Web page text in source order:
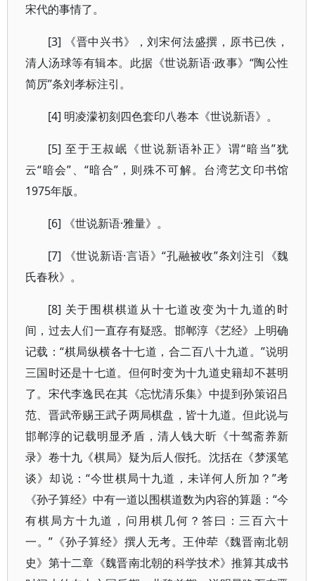
宋代的事情了。
[3] 《晋中兴书》，刘宋何法盛撰，原书已佚，
清人汤球等有辑本。此据《世说新语·政事》“陶公性
简厉”条刘孝标注引。
[4] 明凌濛初刻四色套印八卷本《世说新语》。
[5] 至于王叔岷《世说新语补正》谓“暗当”犹
云“暗会”、“暗合”，则殊不可解。台湾艺文印书馆
1975年版。
[6] 《世说新语·雅量》。
[7] 《世说新语·言语》“孔融被收”条刘注引《魏
氏春秋》。
[8] 关于围棋棋道从十七道改变为十九道的时
间，过去人们一直存有疑惑。邯郸淳《艺经》上明确
记载：“棋局纵横各十七道，合二百八十九道。”说明
三国时还是十七道。但何时变为十九道史籍却不甚明
了。宋代李逸民在其《忘忧清乐集》中提到孙策诏吕
范、晋武帝赐王武子两局棋盘，皆十九道。但此说与
邯郸淳的记载明显矛盾，清人钱大昕《十驾斋养新
录》卷十九《棋局》疑为后人假托。沈括在《梦溪笔
谈》却说：“今世棋局十九道，未详何人所加？”考
《孙子算经》中有一道以围棋道数为内容的算题：“今
有棋局方十九道，问用棋几何？答曰：三百六十
一。”《孙子算经》撰人无考。王仲荦《魏晋南北朝
史》第十二章《魏晋南北朝的科学技术》推算其成书